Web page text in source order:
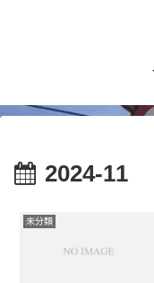
2024-11
未分類